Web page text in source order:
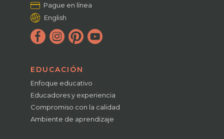
Pague en línea
English
EDUCACIÓN
Enfoque educativo
Educadores y experiencia
Compromiso con la calidad
Ambiente de aprendizaje